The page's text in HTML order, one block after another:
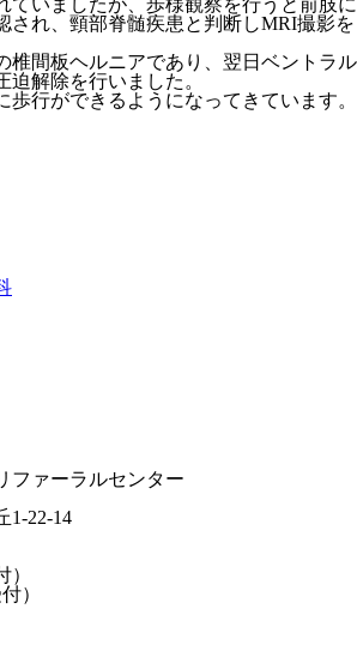
ていましたが、歩様観察を行うと前肢に
され、頸部脊髄疾患と判断しMRI撮影を
椎間板ヘルニアであり、翌日ベントラル
迫解除を行いました。
歩行ができるようになってきています。
1-22-14
）
）